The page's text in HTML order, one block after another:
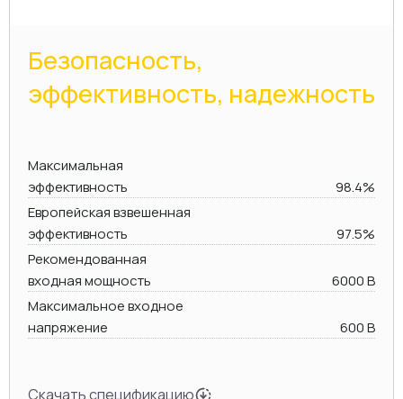
Безопасность,
эффективность, надежность
Максимальная
эффективность
98.4%
Европейская взвешенная
эффективность
97.5%
Рекомендованная
входная мощность
6000 В
Максимальное входное
напряжение
600 В
Скачать спецификацию